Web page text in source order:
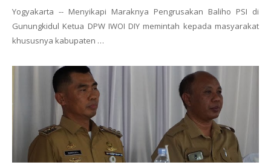
Yogyakarta -- Menyikapi Maraknya Pengrusakan Baliho PSI di
Gunungkidul Ketua DPW IWOI DIY memintah kepada masyarakat
khususnya kabupaten …